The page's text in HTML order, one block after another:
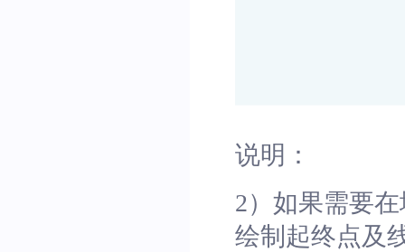
说明：
2）如果需要
绘制起终点及